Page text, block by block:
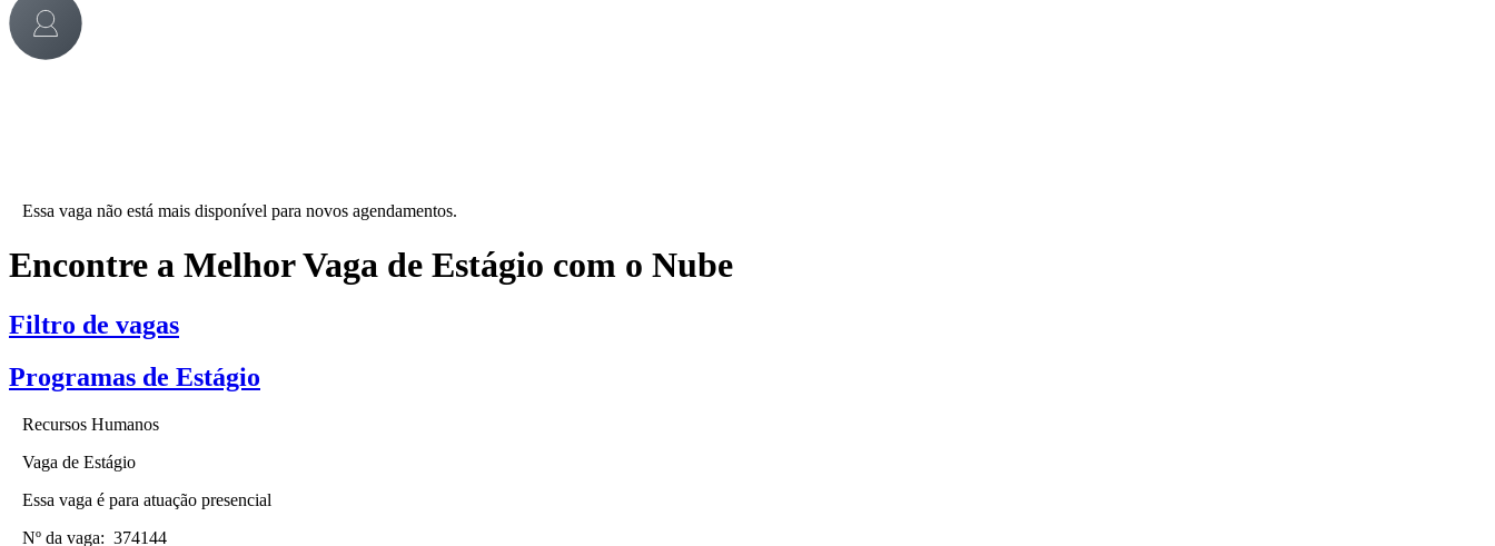
Essa vaga não está mais disponível para novos agendamentos.
Encontre a Melhor Vaga de Estágio com o Nube
Filtro de vagas
Programas de Estágio
Recursos Humanos
Vaga de Estágio
Essa vaga é para atuação presencial
Nº da vaga: 374144